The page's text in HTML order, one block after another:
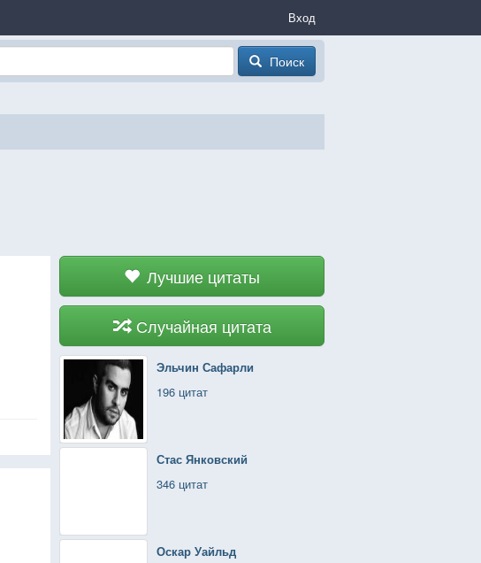
Вход
Поиск
Лучшие цитаты
Случайная цитата
Эльчин Сафарли
196 цитат
Стас Янковский
346 цитат
Оскар Уайльд